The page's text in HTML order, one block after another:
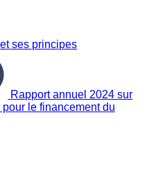
ses principes
Rapport annuel 2024 sur
pour le financement du